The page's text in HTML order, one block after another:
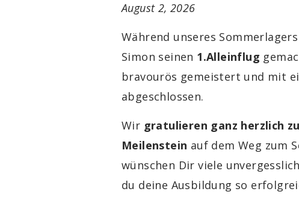
August 2, 2026
Während unseres
Simon seinen 1.Alleinflug
bravourös gemeistert und mit
abgeschlossen.
Wir gratulieren ganz herzlich
Meilenstein auf dem Weg zum
wünschen Dir viele
du deine Ausbildung so